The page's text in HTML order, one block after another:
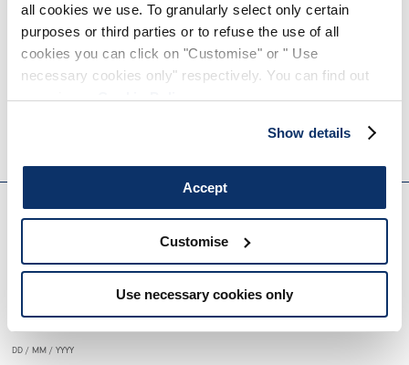
all cookies we use. To granularly select only certain
purposes or third parties or to refuse the use of all
cookies you can click on "Customise" or " Use
necessary cookies only" respectively. You can find out
more in ourCookie Policy.
Show details
Accept
Customise
Use necessary cookies only
EINZELHEITEN ZUM PRODUKT
EVERYDAY COUTURE
MELDEN SIE SICH FÜR UNSEREN NEWSLETTER AN